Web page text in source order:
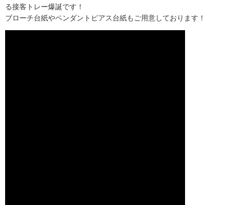
る接客トレー爆誕です！
ブローチ台紙やペンダントピアス台紙もご用意しております！